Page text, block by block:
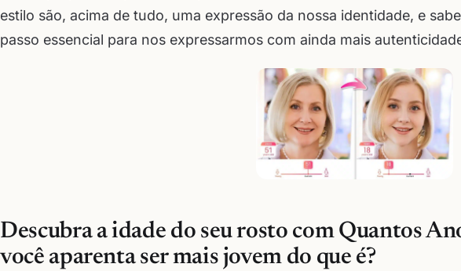
estilo são, acima de tudo, uma expressão da nossa identidade, e
passo essencial para nos expressarmos com ainda mais
Descubra a idade do seu rosto com Quantos
você aparenta ser mais jovem do que é?